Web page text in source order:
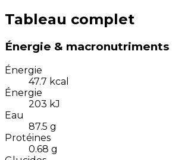
Tableau complet
Énergie & macronutriments
Énergie
47.7 kcal
Énergie
203 kJ
Eau
87.5 g
Protéines
0.68 g